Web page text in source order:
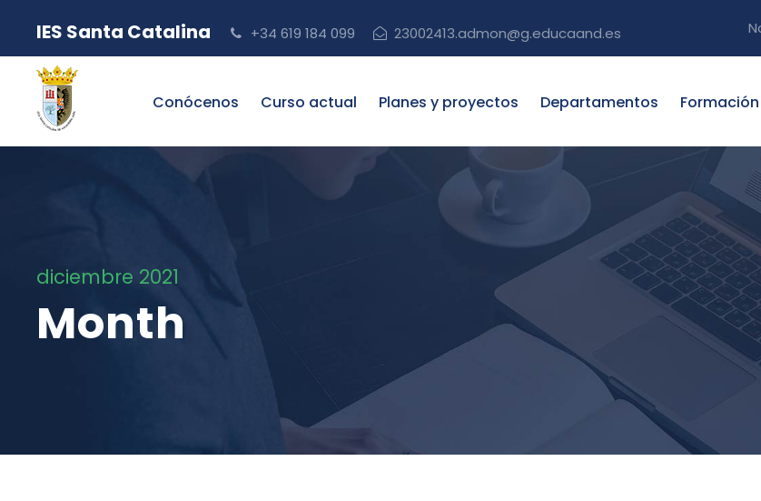
IES Santa Catalina +34 619 184 099 23002413.admon@g.educaand.es
Conócenos Curso actual Planes y proyectos Departamentos
diciembre 2021
Month